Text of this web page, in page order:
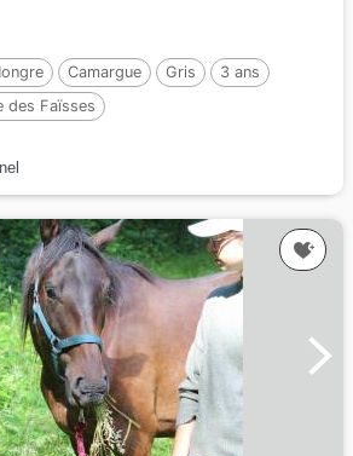
Camargue Gris
3 ans
des Faïsses